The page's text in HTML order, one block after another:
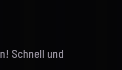
Schnell und